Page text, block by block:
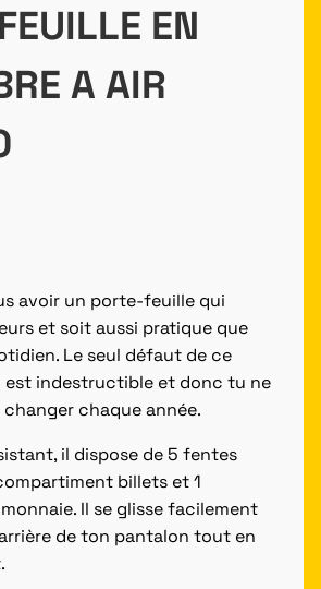
EN
A AIR
avoir un porte-feuille qui
et soit aussi pratique que
Le seul défaut de ce
est indestructible et donc tu ne
chaque année.
il dispose de 5 fentes
billets et 1
Il se glisse facilement
de ton pantalon tout en